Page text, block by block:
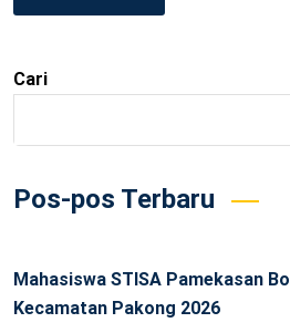
Cari
Pos-pos Terbaru
Mahasiswa STISA Pamekasan
Kecamatan Pakong 2026